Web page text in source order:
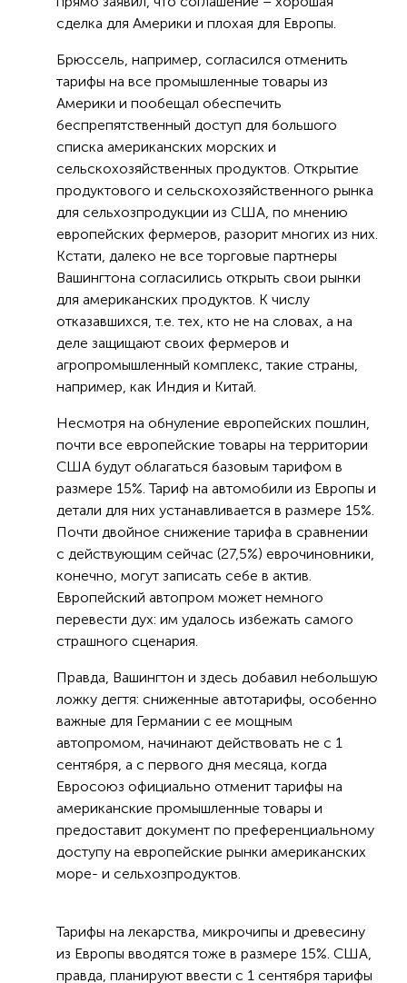
сделка для Америки и плохая для Европы.
Брюссель, например, согласился отменить
тарифы на все промышленные товары из
Америки и пообещал обеспечить
беспрепятственный доступ для большого
списка американских морских и
сельскохозяйственных продуктов. Открытие
продуктового и сельскохозяйственного рынка
для сельхозпродукции из США, по мнению
европейских фермеров, разорит многих из них.
Кстати, далеко не все торговые партнеры
Вашингтона согласились открыть свои рынки
для американских продуктов. К числу
отказавшихся, т.е. тех, кто не на словах, а на
деле защищают своих фермеров и
агропромышленный комплекс, такие страны,
например, как Индия и Китай.
Несмотря на обнуление европейских пошлин,
почти все европейские товары на территории
США будут облагаться базовым тарифом в
размере 15%. Тариф на автомобили из Европы и
детали для них устанавливается в размере 15%.
Почти двойное снижение тарифа в сравнении
с действующим сейчас (27,5%) еврочиновники,
конечно, могут записать себе в актив.
Европейский автопром может немного
перевести дух: им удалось избежать самого
страшного сценария.
Правда, Вашингтон и здесь добавил небольшую
ложку дегтя: сниженные автотарифы, особенно
важные для Германии с ее мощным
автопромом, начинают действовать не с 1
сентября, а с первого дня месяца, когда
Евросоюз официально отменит тарифы на
американские промышленные товары и
предоставит документ по преференциальному
доступу на европейские рынки американских
море- и сельхозпродуктов.
Тарифы на лекарства, микрочипы и древесину
из Европы вводятся тоже в размере 15%. США,
правда, планируют ввести с 1 сентября тарифы